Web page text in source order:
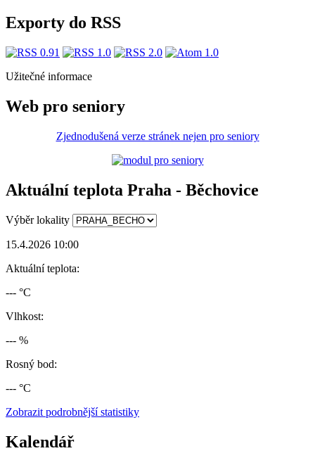
Exporty do RSS
Užitečné informace
Web pro seniory
Zjednodušená verze stránek nejen pro seniory
Aktuální teplota Praha - Běchovice
Výběr lokality
15.4.2026 10:00
Aktuální teplota:
--- °C
Vlhkost:
--- %
Rosný bod:
--- °C
Zobrazit podrobnější statistiky
Kalendář